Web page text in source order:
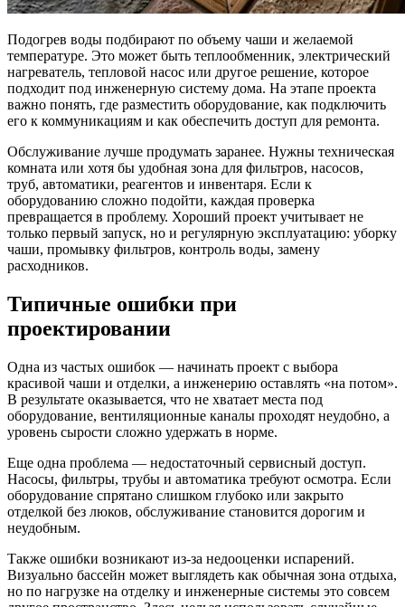
Подогрев воды подбирают по объему чаши и желаемой
температуре. Это может быть теплообменник, электрический
нагреватель, тепловой насос или другое решение, которое
подходит под инженерную систему дома. На этапе проекта
важно понять, где разместить оборудование, как подключить
его к коммуникациям и как обеспечить доступ для ремонта.
Обслуживание лучше продумать заранее. Нужны техническая
комната или хотя бы удобная зона для фильтров, насосов,
труб, автоматики, реагентов и инвентаря. Если к
оборудованию сложно подойти, каждая проверка
превращается в проблему. Хороший проект учитывает не
только первый запуск, но и регулярную эксплуатацию: уборку
чаши, промывку фильтров, контроль воды, замену
расходников.
Типичные ошибки при
проектировании
Одна из частых ошибок — начинать проект с выбора
красивой чаши и отделки, а инженерию оставлять «на потом».
В результате оказывается, что не хватает места под
оборудование, вентиляционные каналы проходят неудобно, а
уровень сырости сложно удержать в норме.
Еще одна проблема — недостаточный сервисный доступ.
Насосы, фильтры, трубы и автоматика требуют осмотра. Если
оборудование спрятано слишком глубоко или закрыто
отделкой без люков, обслуживание становится дорогим и
неудобным.
Также ошибки возникают из-за недооценки испарений.
Визуально бассейн может выглядеть как обычная зона отдыха,
но по нагрузке на отделку и инженерные системы это совсем